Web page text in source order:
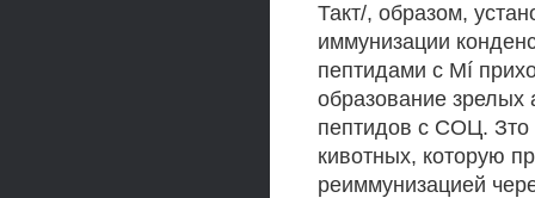
Такт/, образом,
иммунизации
пептидами с Mí
образование зрелых
пептидов с СОЦ. Зто
кивотных, которую
реиммунизацией